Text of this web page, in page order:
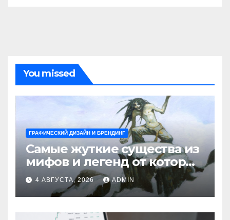
You missed
ГРАФИЧЕСКИЙ ДИЗАЙН И БРЕНДИНГ
Самые жуткие существа из
мифов и легенд от которых
стынет кровь
4 АВГУСТА, 2026 ADMIN